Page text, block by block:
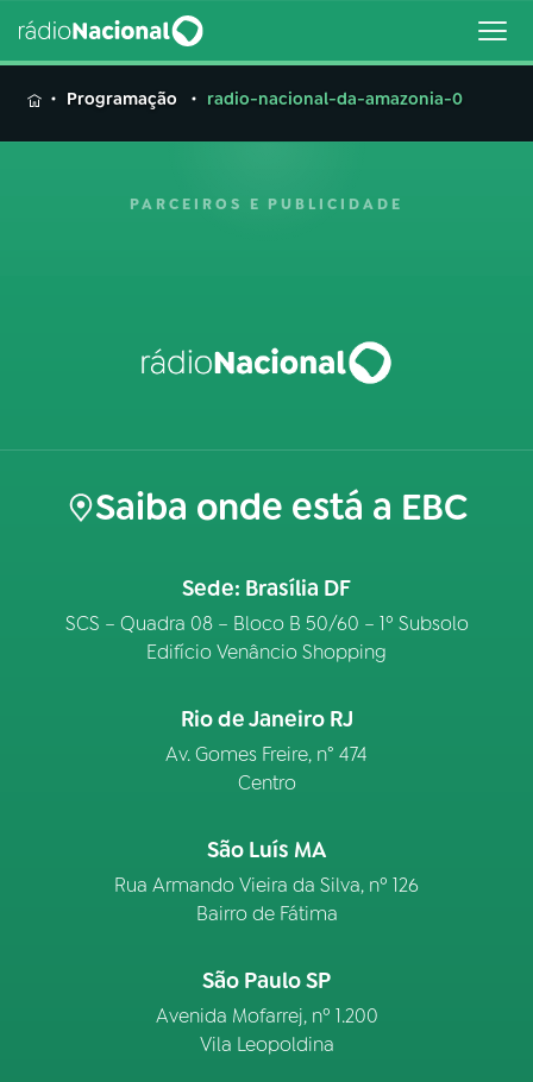
MENU
AO VIVO
02A RÁDIO
PROGRAMAÇÃO
PODCASTS
FESTIVAL DE MÚSICA
ACOMPANHE A RÁDIO NACIONAL
Programação radio-nacional-da-amazonia-0
PARCEIROS E PUBLICIDADE
Saiba onde está a EBC
Sede: Brasília DF
SCS – Quadra 08 – Bloco B 50/60 – 1º Subsolo
Edifício Venâncio Shopping
Rio de Janeiro RJ
Av. Gomes Freire, n° 474
Centro
São Luís MA
Rua Armando Vieira da Silva, nº 126
Bairro de Fátima
São Paulo SP
Avenida Mofarrej, nº 1.200
Vila Leopoldina